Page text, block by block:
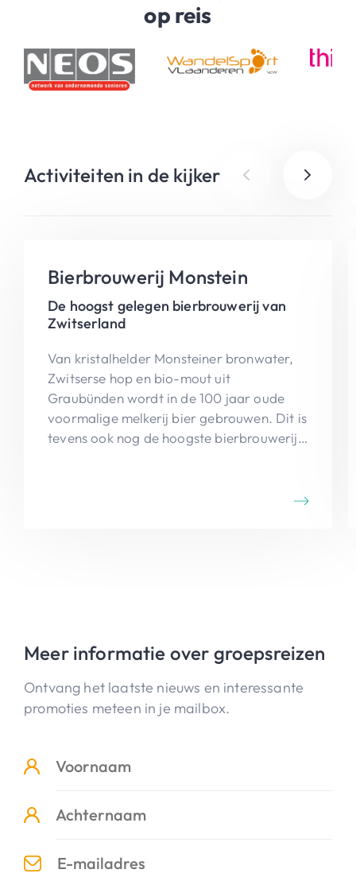
op reis
Activiteiten in de kijker
Bierbrouwerij Monstein
De hoogst gelegen bierbrouwerij van
Zwitserland
Van kristalhelder Monsteiner bronwater,
Zwitserse hop en bio-mout uit
Graubünden wordt in de 100 jaar oude
voormalige melkerij bier gebrouwen. Dit is
tevens ook nog de hoogste bierbrouwerij
Meer informatie over groepsreizen
Ontvang het laatste nieuws en interessante
promoties meteen in je mailbox.